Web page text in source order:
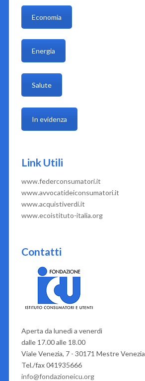
Economia
Energia
Salute
In evidenza
Link Utili
www.federconsumatori.it
www.avvocatideiconsumatori.it
www.acquistiverdi.it
www.ecoistituto-italia.org
Contatti
Aperta da lunedì a venerdì
dalle 17.00 alle 18.00
Viale Venezia, 7 - 30171 Mestre Venezia
Tel./fax 041935666
info@fondazioneicu.org